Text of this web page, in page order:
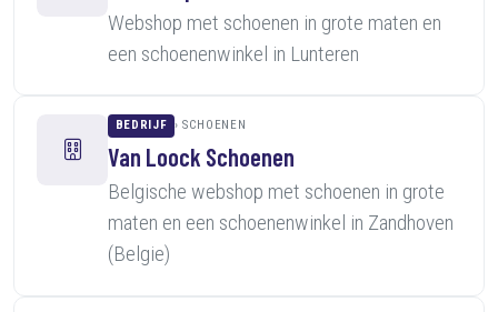
Webshop met schoenen in grote maten en
een schoenenwinkel in Lunteren
BEDRIJF SCHOENEN
Van Loock Schoenen
Belgische webshop met schoenen in grote
maten en een schoenenwinkel in Zandhoven
(Belgie)